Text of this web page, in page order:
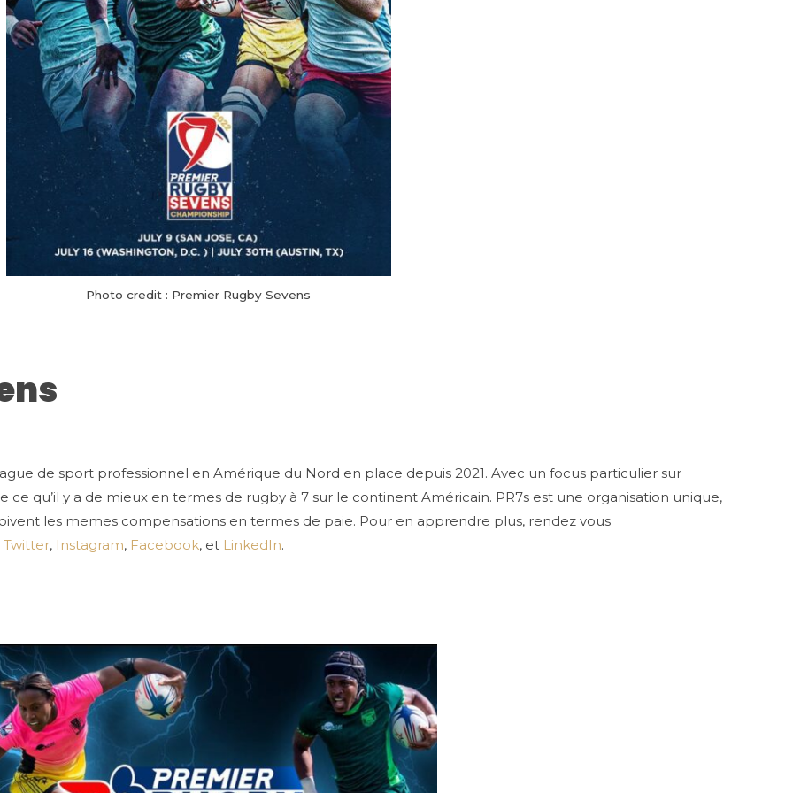
Photo credit : Premier Rugby Sevens
de sport professionnel en Amérique du Nord en place depuis 2021. Avec un focus particulier sur
ce qu’il y a de mieux en termes de rugby à 7 sur le continent Américain. PR7s est une organisation unique,
les memes compensations en termes de paie. Pour en apprendre plus, rendez vous
Twitter, Instagram, Facebook, et LinkedIn.